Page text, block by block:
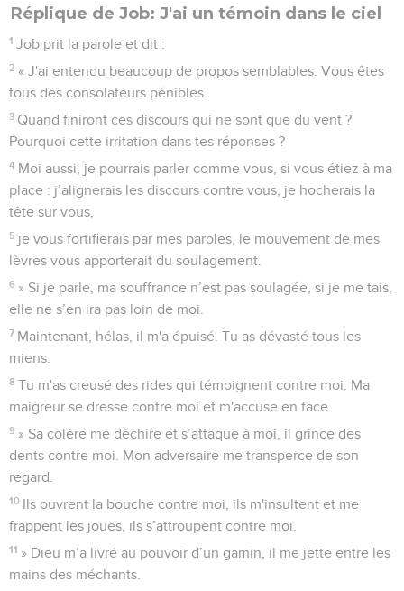
Réplique de Job: J'ai un témoin dans le ciel
1 Job prit la parole et dit :
2 « J'ai entendu beaucoup de propos semblables. Vous êtes
tous des consolateurs pénibles.
3 Quand finiront ces discours qui ne sont que du vent ?
Pourquoi cette irritation dans tes réponses ?
4 Moi aussi, je pourrais parler comme vous, si vous étiez à ma
place : j’alignerais les discours contre vous, je hocherais la
tête sur vous,
5 je vous fortifierais par mes paroles, le mouvement de mes
lèvres vous apporterait du soulagement.
6 » Si je parle, ma souffrance n’est pas soulagée, si je me tais,
elle ne s’en ira pas loin de moi.
7 Maintenant, hélas, il m'a épuisé. Tu as dévasté tous les
miens.
8 Tu m'as creusé des rides qui témoignent contre moi. Ma
maigreur se dresse contre moi et m'accuse en face.
9 » Sa colère me déchire et s’attaque à moi, il grince des
dents contre moi. Mon adversaire me transperce de son
regard.
10 Ils ouvrent la bouche contre moi, ils m'insultent et me
frappent les joues, ils s’attroupent contre moi.
11 » Dieu m’a livré au pouvoir d’un gamin, il me jette entre les
mains des méchants.